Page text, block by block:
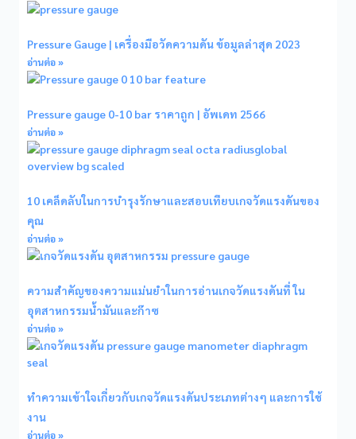
Pressure Gauge | เครื่องมือวัดความดัน ข้อมูลล่าสุด 2023
อ่านต่อ »
Pressure gauge 0-10 bar ราคาถูก | อัพเดท 2566
อ่านต่อ »
10 เคล็ดลับในการบำรุงรักษาและสอบเทียบเกจวัดแรงดันของ
คุณ
อ่านต่อ »
ความสำคัญของความแม่นยำในการอ่านเกจวัดแรงดันที่ ใน
อุตสาหกรรมน้ำมันและก๊าซ
อ่านต่อ »
ทำความเข้าใจเกี่ยวกับเกจวัดแรงดันประเภทต่างๆ และการใช้
งาน
อ่านต่อ »